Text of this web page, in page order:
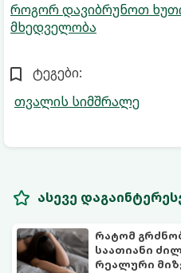
როგორ დავიბრუნოთ
მხედველობა
ტეგები:
თვალის სიმშრალე
ასევე
რატომ
საათიანი
რეალური